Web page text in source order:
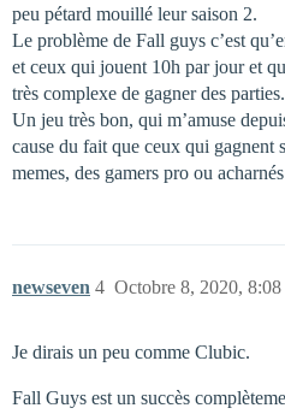
peu pétard mouillé leur saison 2.
Le problème de Fall guys c’est
et ceux qui jouent 10h par jour et
très complexe de gagner des parties.
Un jeu très bon, qui m’amuse
cause du fait que ceux qui gagnent
memes, des gamers pro ou acharnés
newseven Octobre 8, 2020, 8:08
4
Je dirais un peu comme Clubic.
Fall Guys est un succès